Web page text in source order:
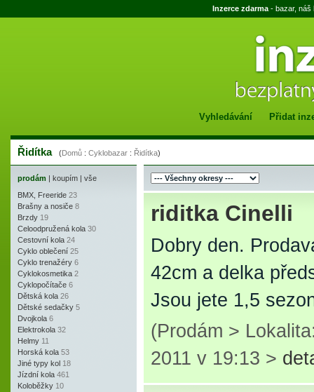
Inzerce zdarma - bazar, náš
Vyhledávání Přidat
Řidítka (Domů : Cyklobazar : Řidítka)
prodám | koupím | vše
BMX, Freeride 23
Brašny a nosiče 8
Brzdy 19
Celoodpružená kola 30
Cestovní kola 24
Cyklo oblečení 25
Cyklo trenažéry 6
Cyklokosmetika 2
Cyklopočítače 6
Dětská kola 26
Dětské sedačky 5
Dvojkola 6
Elektrokola 32
Helmy 11
Horská kola 53
Jiné typy kol 18
Jízdní kola 461
Koloběžky 10
riditka Cinelli
Dobry den.
42cm a delka
Jsou jete 1,5
(Prodám >
2011 v 19:13 >